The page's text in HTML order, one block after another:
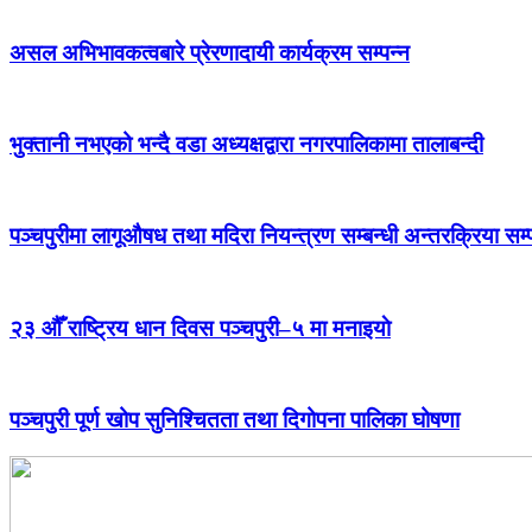
असल अभिभावकत्वबारे प्रेरणादायी कार्यक्रम सम्पन्न
भुक्तानी नभएको भन्दै वडा अध्यक्षद्वारा नगरपालिकामा तालाबन्दी
पञ्चपुरीमा लागूऔषध तथा मदिरा नियन्त्रण सम्बन्धी अन्तरक्रिया
२३ औँ राष्ट्रिय धान दिवस पञ्चपुरी–५ मा मनाइयाे
पञ्चपुरी पूर्ण खोप सुनिश्चितता तथा दिगोपना पालिका घोषणा